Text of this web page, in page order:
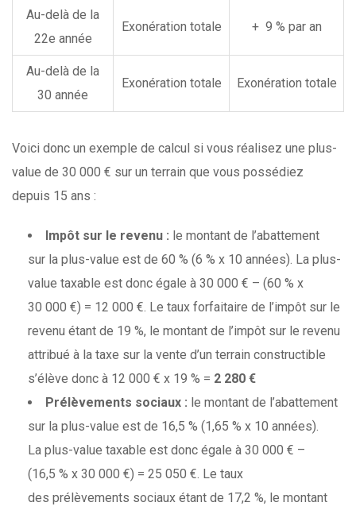
Au-delà de la
22e année
Exonération totale + 9 % par an
Au-delà de la
30 année
Exonération totale Exonération totale
Voici donc un exemple de calcul si vous réalisez une plus-
value de 30 000 € sur un terrain que vous possédiez
depuis 15 ans :
Impôt sur le revenu : le montant de l’abattement
sur la plus-value est de 60 % (6 % x 10 années). La plus-
value taxable est donc égale à 30 000 € – (60 % x
30 000 €) = 12 000 €. Le taux forfaitaire de l’impôt sur le
revenu étant de 19 %, le montant de l’impôt sur le revenu
attribué à la taxe sur la vente d’un terrain constructible
s’élève donc à 12 000 € x 19 % = 2 280 €
Prélèvements sociaux : le montant de l’abattement
sur la plus-value est de 16,5 % (1,65 % x 10 années).
La plus-value taxable est donc égale à 30 000 € –
(16,5 % x 30 000 €) = 25 050 €. Le taux
des prélèvements sociaux étant de 17,2 %, le montant